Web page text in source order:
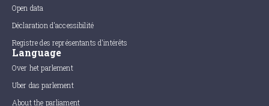
Open data
Déclaration d'accessibilité
Registre des représentants d'intérêts
Language
Over het parlement
Uber das parlement
About the parliament